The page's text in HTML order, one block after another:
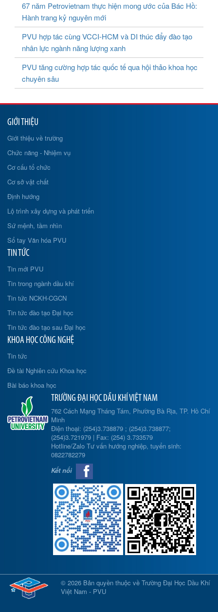
67 năm Petrovietnam thực hiện mong ước của Bác Hồ:
Hành trang kỷ nguyên mới
PVU hợp tác cùng VCCI-HCM và DI thúc đẩy đào tạo
nhân lực ngành năng lượng xanh
PVU tăng cường hợp tác quốc tế qua hội thảo khoa học
chuyên sâu
GIỚI THIỆU
Giới thiệu về trường
Chức năng - Nhiệm vụ
Cơ cấu tổ chức
Cơ sở vật chất
Định hướng
Lộ trình xây dựng và phát triển
Sứ mệnh, tầm nhìn
Sổ tay Văn hóa PVU
TIN TỨC
Tin mới PVU
Tin trong ngành dầu khí
Tin tức NCKH-CGCN
Tin tức đào tạo Đại học
Tin tức đào tạo sau Đại học
KHOA HỌC CÔNG NGHỆ
Tin tức
Đề tài Nghiên cứu Khoa học
Bài báo khoa học
TRƯỜNG ĐẠI HỌC DẦU KHÍ VIỆT NAM
762 Cách Mạng Tháng Tám, Phường Bà Rịa, TP. Hồ Chí
Minh
Điện thoại: (254)3.738879 ; (254)3.738877;
(254)3.721979 | Fax: (254) 3.733579
Hotline/Zalo Tư vấn hướng nghiệp, tuyển sinh:
0822782279
Kết nối
© 2026 Bản quyền thuộc về Trường Đại Học Dầu Khí
Việt Nam - PVU